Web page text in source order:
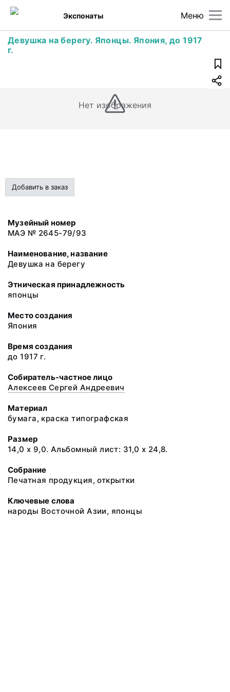
Меню
Экспонаты
Девушка на берегу. Японцы. Япония, до 1917
г.
Нет изображения
Добавить в заказ
Музейный номер
МАЭ № 2645-79/93
Наименование, название
Девушка на берегу
Этническая принадлежность
японцы
Место создания
Япония
Время создания
до 1917 г.
Собиратель-частное лицо
Алексеев Сергей Андреевич
Материал
бумага, краска типографская
Размер
14,0 х 9,0. Альбомный лист: 31,0 х 24,8.
Собрание
Печатная продукция, открытки
Ключевые слова
народы Восточной Азии, японцы